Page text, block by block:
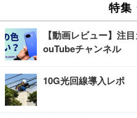
特集
【動画レビュー】注
ouTubeチャンネル
10G光回線導入レポ